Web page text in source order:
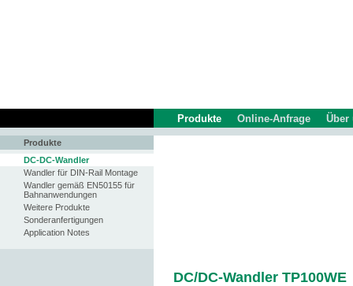
Produkte Online-Anfrage Über
Produkte
DC-DC-Wandler
Wandler für DIN-Rail Montage
Wandler gemäß EN50155 für
Bahnanwendungen
Weitere Produkte
Sonderanfertigungen
Application Notes
DC/DC-Wandler TP100WE